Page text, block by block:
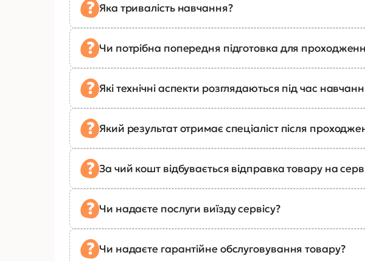
Яка тривалість навчання?
Чи потрібна попередня підготовка для
Які технічні аспекти розглядаються під час
Який результат отримає спеціаліст після
За чий кошт відбувається відправка товару на
Чи надаєте послуги виїзду сервісу?
Чи надаєте гарантійне обслуговування товару?